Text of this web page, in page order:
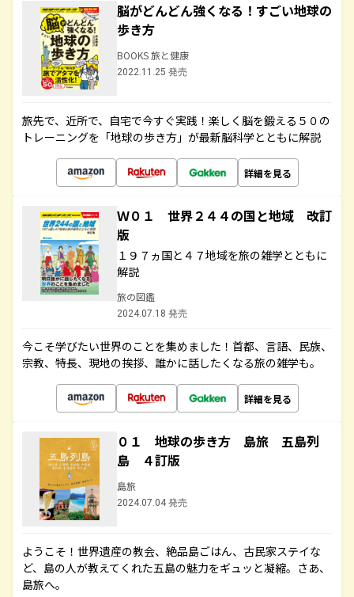
脳がどんどん強くなる！すごい地球の
歩き方
BOOKS 旅と健康
2022.11.25 発売
旅先で、近所で、自宅で今すぐ実践！楽しく脳を鍛える５０の
トレーニングを「地球の歩き方」が最新脳科学とともに解説
詳細を見る
Ｗ０１ 世界２４４の国と地域 改訂
版
１９７ヵ国と４７地域を旅の雑学とともに
解説
旅の図鑑
2024.07.18 発売
今こそ学びたい世界のことを集めました！首都、言語、民族、
宗教、特長、現地の挨拶、誰かに話したくなる旅の雑学も。
詳細を見る
０１ 地球の歩き方 島旅 五島列
島 ４訂版
島旅
2024.07.04 発売
ようこそ！世界遺産の教会、絶品島ごはん、古民家ステイな
ど、島の人が教えてくれた五島の魅力をギュッと凝縮。さあ、
島旅へ。